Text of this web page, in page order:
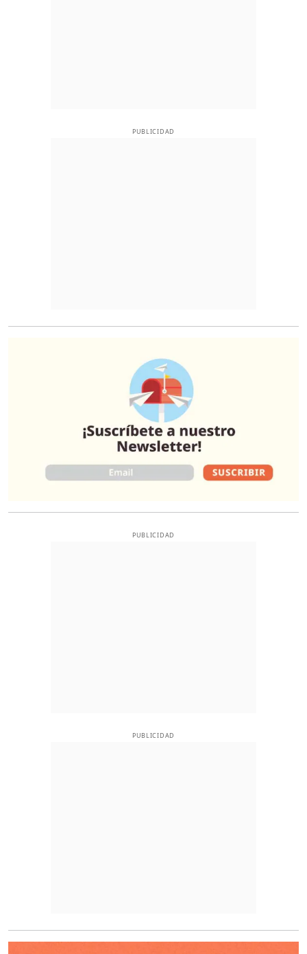
PUBLICIDAD
PUBLICIDAD
PUBLICIDAD